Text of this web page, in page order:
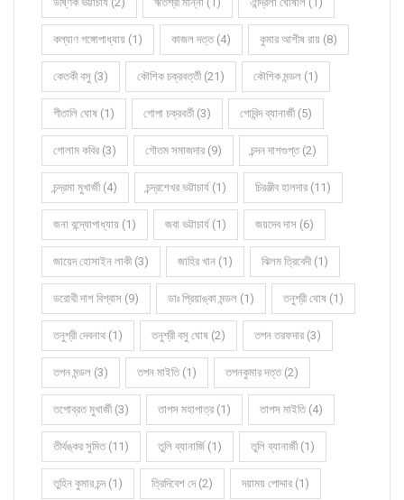
কল্যাণ গঙ্গোপাধ্যায় (1) কাজল দত্ত (4) কুমার আশীষ রায় (8)
কেতকী বসু (3) কৌশিক চক্রবর্ত্তী (21) কৌশিক মন্ডল (1)
গীতালি ঘোষ (1) গোপা চক্রবর্তী (3) গোবিন্দ ব্যানার্জী (5)
গোলাম কবির (3) গৌতম সমাজদার (9) চন্দন দাশগুপ্ত (2)
চন্দ্রমা মুখার্জী (4) চন্দ্রশেখর ভট্টাচার্য (1) চিরঞ্জীব হালদার (11)
জনা বন্দ্যোপাধ্যায় (1) জবা ভট্টাচার্য (1) জয়দেব দাস (6)
জায়েদ হোসাইন লাকী (3) জাহির খান (1) ঝিলম ত্রিবেদী (1)
ডরোথী দাশ বিশ্বাস (9) ডাঃ প্রিয়াঙ্কা মন্ডল (1) তনুশ্রী ঘোষ (1)
তনুশ্রী দেবনাথ (1) তনুশ্রী বসু ঘোষ (2) তপন তরফদার (3)
তপন মন্ডল (3) তপন মাইতি (1) তপনকুমার দত্ত (2)
তপোব্রত মুখার্জী (3) তাপস মহাপাত্র (1) তাপস মাইতি (4)
তীর্থঙ্কর সুমিত (11) তুলি ব্যানার্জি (1) তুলি ব্যানার্জী (1)
তুহিন কুমার চন্দ (1) ত্রিদিবেশ দে (2) দয়াময় পোদ্দার (1)